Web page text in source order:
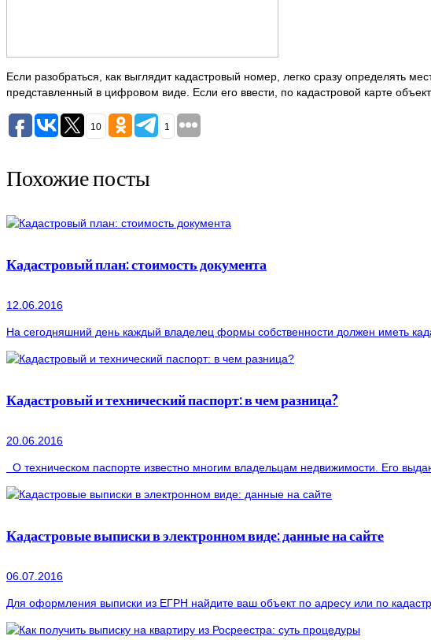
Если разобраться, как выглядит кадастровый номер, легко сразу определять
представленный в цифровом виде. Если его ввести, по кадастровой карте
10 1
Похожие посты
Кадастровый план: стоимость документа
12.06.2016
На сегодняшний день каждый владелец формы собственности должен иметь
Кадастровый и технический паспорт: в чем разница?
20.06.2016
О техническом паспорте известно многим владельцам недвижимости. Его
Кадастровые выписки в электронном виде: данные на сайте
06.07.2016
Для оформления выписки из ЕГРН найдите ваш объект по адресу или по